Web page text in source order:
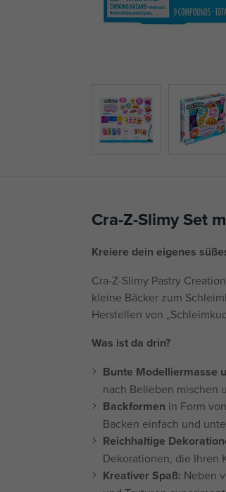
Cra-Z-Slimy Set
Kreiere dein eigenes
Cra-Z-Slimy Pastry
kleine Bäcker zum
Herstellen von
Was ist da drin?
Bunte Modelliermasse
nach Belieben mischen
Backformen in Form
Backen einfach und
Reichhaltige
Dekorationen, die Ihren
Kreativer Spaß: Neben